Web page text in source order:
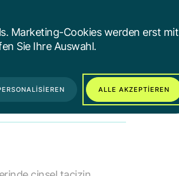
Marketing-Cookies werden erst mit
Sie Ihre Auswahl.
ALLE AKZEPTIEREN